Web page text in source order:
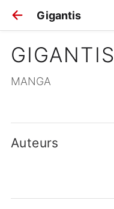
Gigantis
GIGANTIS
MANGA
Auteurs